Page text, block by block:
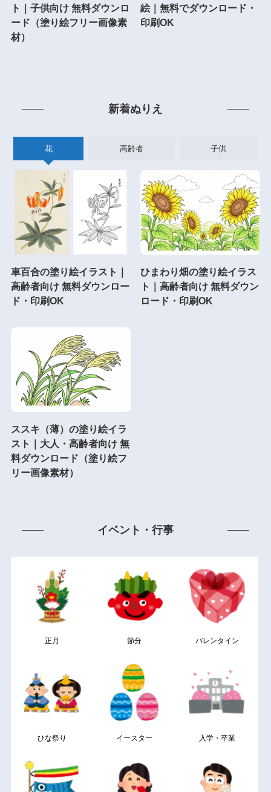
ト｜子供向け 無料ダウンロ
ード（塗り絵フリー画像素
材）
絵｜無料でダウンロード・
印刷OK
新着ぬりえ
花 高齢者 子供
車百合の塗り絵イラスト｜
高齢者向け 無料ダウンロー
ド・印刷OK
ひまわり畑の塗り絵イラス
ト｜高齢者向け 無料ダウン
ロード・印刷OK
ススキ（薄）の塗り絵イラ
スト｜大人・高齢者向け 無
料ダウンロード（塗り絵フ
リー画像素材）
イベント・行事
正月 節分 バレンタイン
ひな祭り イースター 入学・卒業